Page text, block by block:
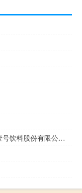
天地壹号创始人陈生的老家（陈生-天地壹号饮料股份有限公司董事长介绍）